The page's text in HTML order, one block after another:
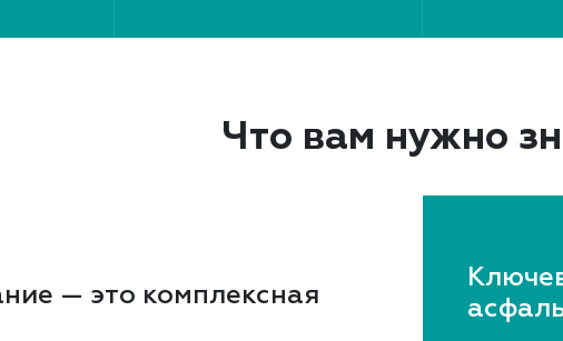
Что вам нужно
— это комплексная